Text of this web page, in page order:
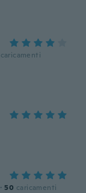
caricamenti
· 50 caricamenti